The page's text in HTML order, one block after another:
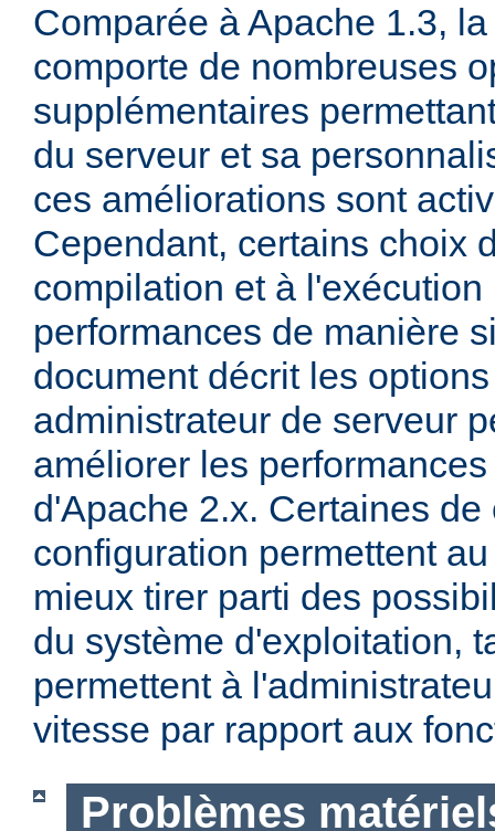
Comparée à Apache 1.3,
comporte de nombreuses
supplémentaires
du serveur et sa
ces améliorations sont
Cependant, certains choix
compilation et à
performances de manière
document décrit les
administrateur de serveur
améliorer les
d'Apache 2.x. Certaines
configuration permettent
mieux tirer parti des
du système d'exploitation,
permettent à
vitesse par rapport aux
Problèmes